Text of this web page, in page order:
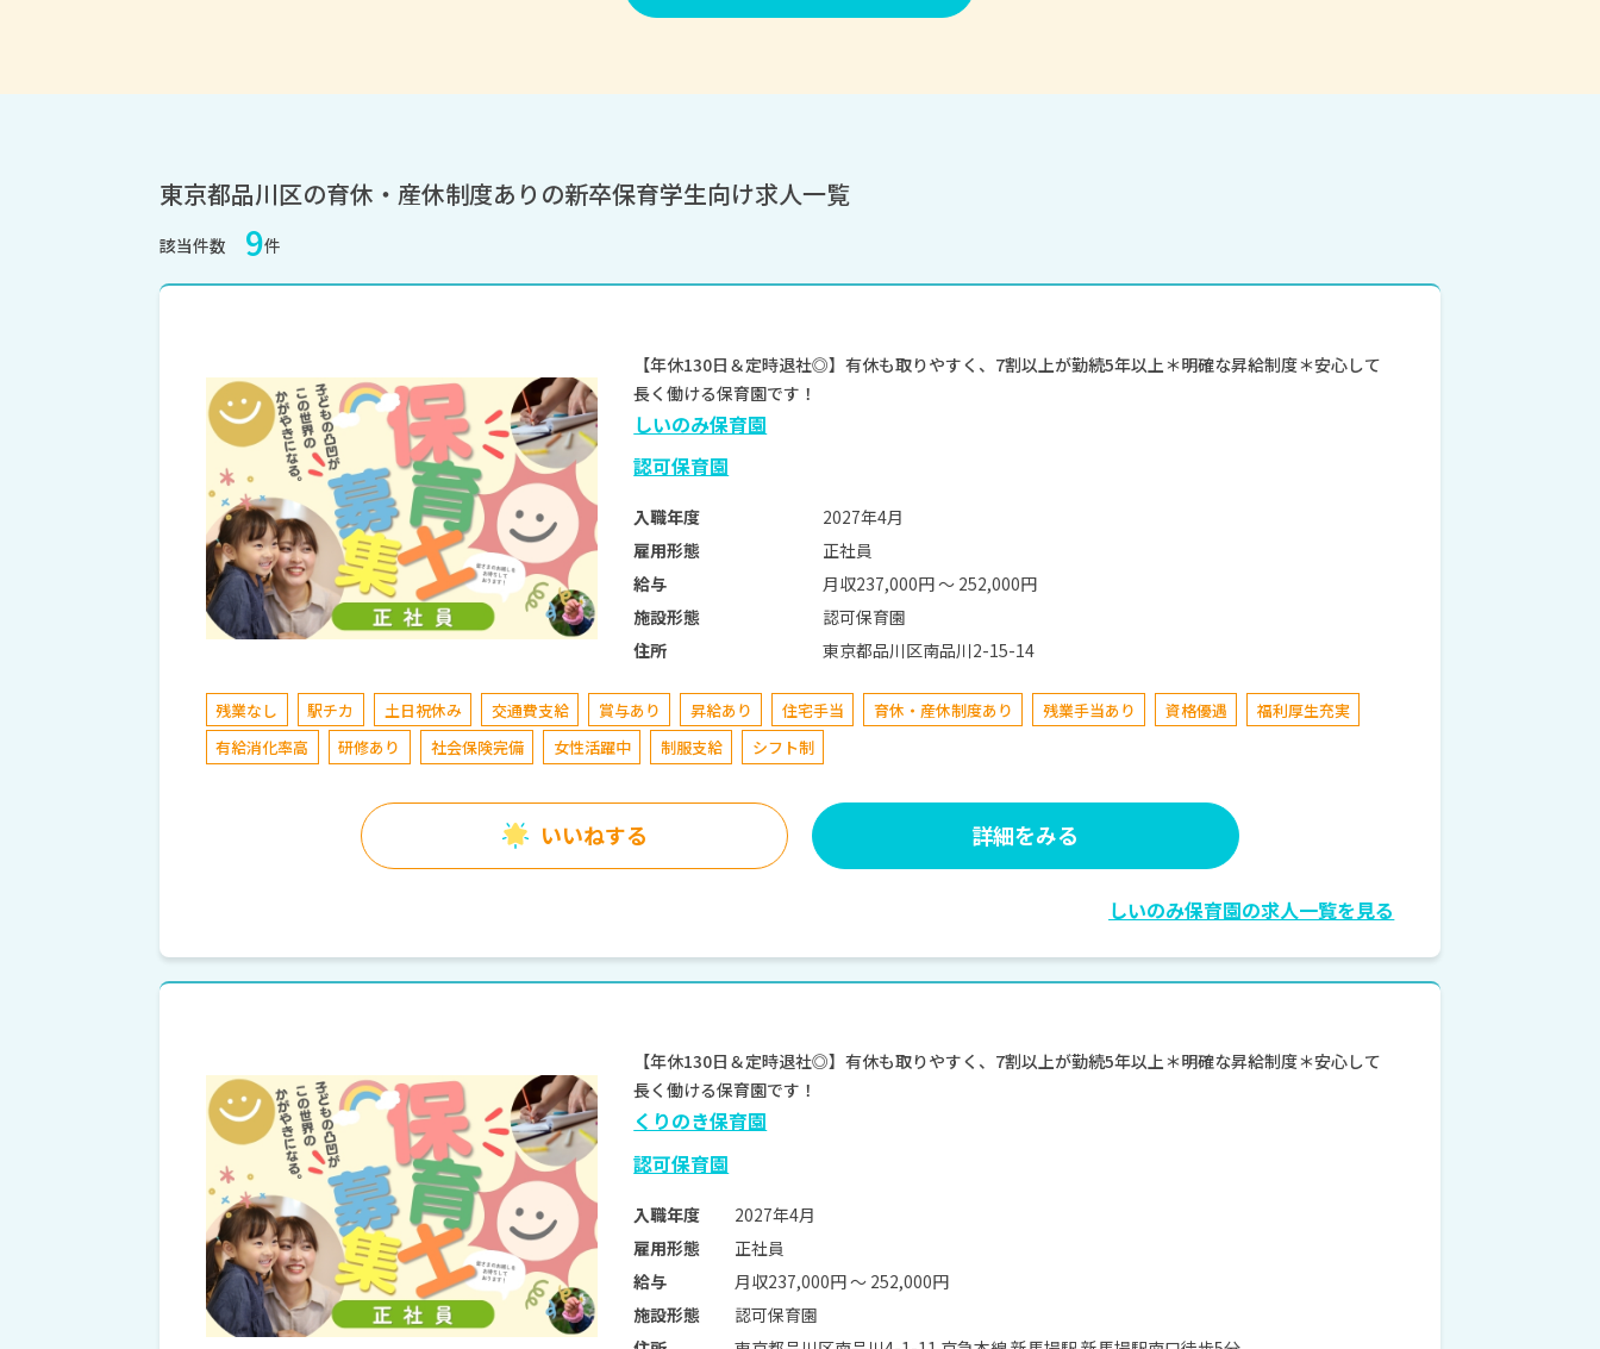
東京都品川区の育休・産休制度ありの新卒保育学生向け求人一覧
該当件数 9件
【年休130日＆定時退社◎】有休も取りやすく、7割以上が勤続5年以上＊明確な昇給制度＊安心して
長く働ける保育園です！
しいのみ保育園
認可保育園
入職年度
2027年4月
雇用形態
正社員
給与
月収237,000円 〜 252,000円
施設形態
認可保育園
住所
東京都品川区南品川2-15-14
残業なし 駅チカ 土日祝休み 交通費支給 賞与あり 昇給あり 住宅手当 育休・産休制度あり 残業手当あり 資格優遇
福利厚生充実
有給消化率高
研修あり 社会保険完備 女性活躍中 制服支給 シフト制
いいねする 詳細をみる
しいのみ保育園の求人一覧を見る
【年休130日＆定時退社◎】有休も取りやすく、7割以上が勤続5年以上＊明確な昇給制度＊安心して
長く働ける保育園です！
くりのき保育園
認可保育園
入職年度
2027年4月
雇用形態
正社員
給与
月収237,000円 〜 252,000円
施設形態
認可保育園